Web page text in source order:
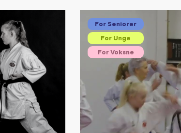
For Seniorer
For Unge
For Voksne